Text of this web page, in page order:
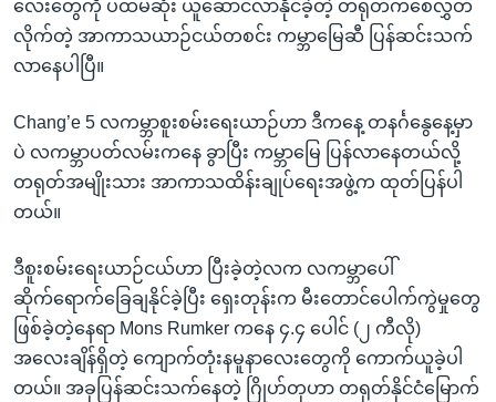
ကျော်
ရန်
လေးတွေကို ပထမဆုံး ယူဆောင်လာနိုင်ခဲ့တဲ့ တရုတ်ကစေလွှတ်
လိုက်တဲ့ အာကာသယာဉ်ငယ်တစင်း ကမ္ဘာမြေဆီ ပြန်ဆင်းသက်
လာနေပါပြီ။
Chang’e 5 လကမ္ဘာစူးစမ်းရေးယာဉ်ဟာ ဒီကနေ့ တနင်္ဂနွေနေ့မှာ
ပဲ လကမ္ဘာပတ်လမ်းကနေ ခွာပြီး ကမ္ဘာမြေ ပြန်လာနေတယ်လို့
တရုတ်အမျိုးသား အာကာသထိန်းချုပ်ရေးအဖွဲ့က ထုတ်ပြန်ပါ
တယ်။
ဒီစူးစမ်းရေးယာဉ်ငယ်ဟာ ပြီးခဲ့တဲ့လက လကမ္ဘာပေါ်
ဆိုက်ရောက်ခြေချနိုင်ခဲ့ပြီး ရှေးတုန်းက မီးတောင်ပေါက်ကွဲမှုတွေ
ဖြစ်ခဲ့တဲ့နေရာ Mons Rumker ကနေ ၄.၄ ပေါင် (၂ ကီလို)
အလေးချိန်ရှိတဲ့ ကျောက်တုံးနမူနာလေးတွေကို ကောက်ယူခဲ့ပါ
တယ်။ အခုပြန်ဆင်းသက်နေတဲ့ ဂြိုဟ်တုဟာ တရုတ်နိုင်ငံမြောက်